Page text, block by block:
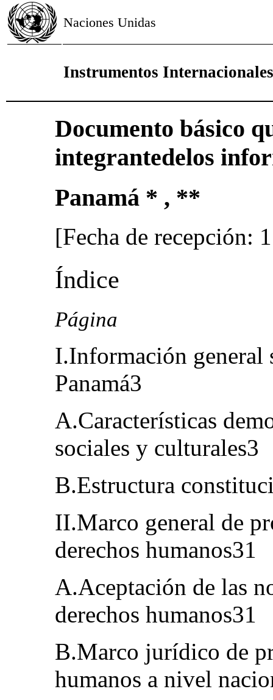
Naciones Unidas
Instrumentos
Documento básico
integrantedelos
Panamá * , **
[Fecha de recepción:
Índice
Página
I.Información general
Panamá3
A.Características
sociales y culturales3
B.Estructura
II.Marco general de
derechos humanos31
A.Aceptación de las
derechos humanos31
B.Marco jurídico de
humanos a nivel